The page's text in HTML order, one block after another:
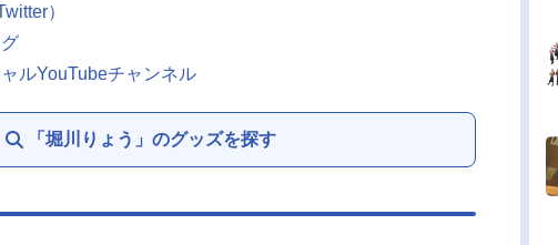
）
ルYouTubeチャンネル
「堀川りょう」のグッズを探す